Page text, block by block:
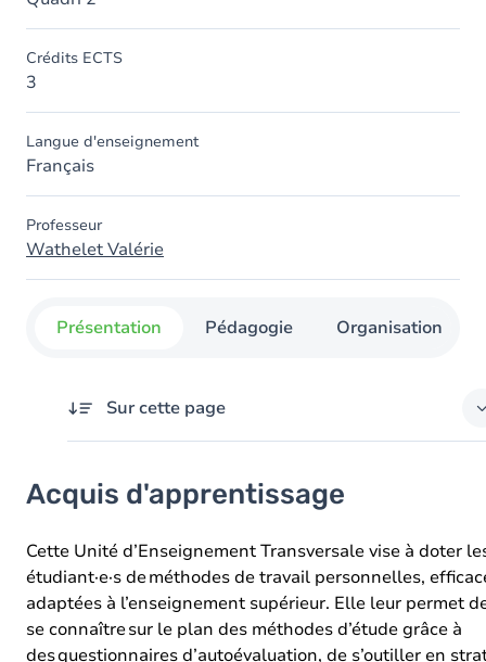
Crédits ECTS
3
Langue d'enseignement
Français
Professeur
Wathelet Valérie
Présentation Pédagogie Organisation
Sur cette page
Objectifs
Contenu
Table des matières
Acquis d'apprentissage
Cette Unité d’Enseignement Transversale vise à doter
étudiant·e·s de méthodes de travail personnelles,
adaptées à l’enseignement supérieur. Elle leur permet
se connaître sur le plan des méthodes d’étude grâce à
des questionnaires d’autoévaluation, de s’outiller en